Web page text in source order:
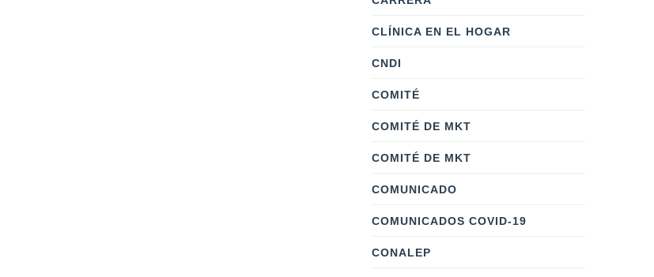
CLÍNICA EN EL HOGAR
CNDI
COMITÉ
COMITÉ DE MKT
COMITÉ DE MKT
COMUNICADO
COMUNICADOS COVID-19
CONALEP